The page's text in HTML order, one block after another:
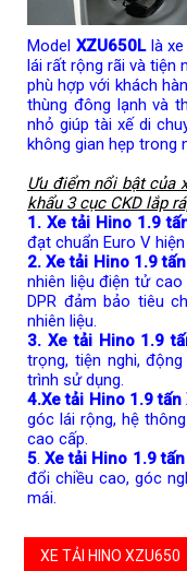
Model XZU650Llà xe
lái rất rộng rãi và tiện
phù hợp với khách
thùng đông lạnh và
nhỏ giúp tài xế di
không gian hẹp trong
Ưu điểm nổi bật của
khẩu 3 cục CKD lắp
1. Xe tải Hino 1.9
đạt chuẩn Euro V hiện
2. Xe tải Hino 1.9
nhiên liệu điện tử
DPR đảm bảo tiêu
nhiên liệu.
3. Xe tải Hino 1.9
trọng, tiện nghi,
trình sử dụng.
4.Xe tải Hino 1.9 tấn
góc lái rộng, hệ
cao cấp.
5.Xe tải Hino 1.9
đổi chiều cao, góc
mái.
XE TẢI HINO XZU650